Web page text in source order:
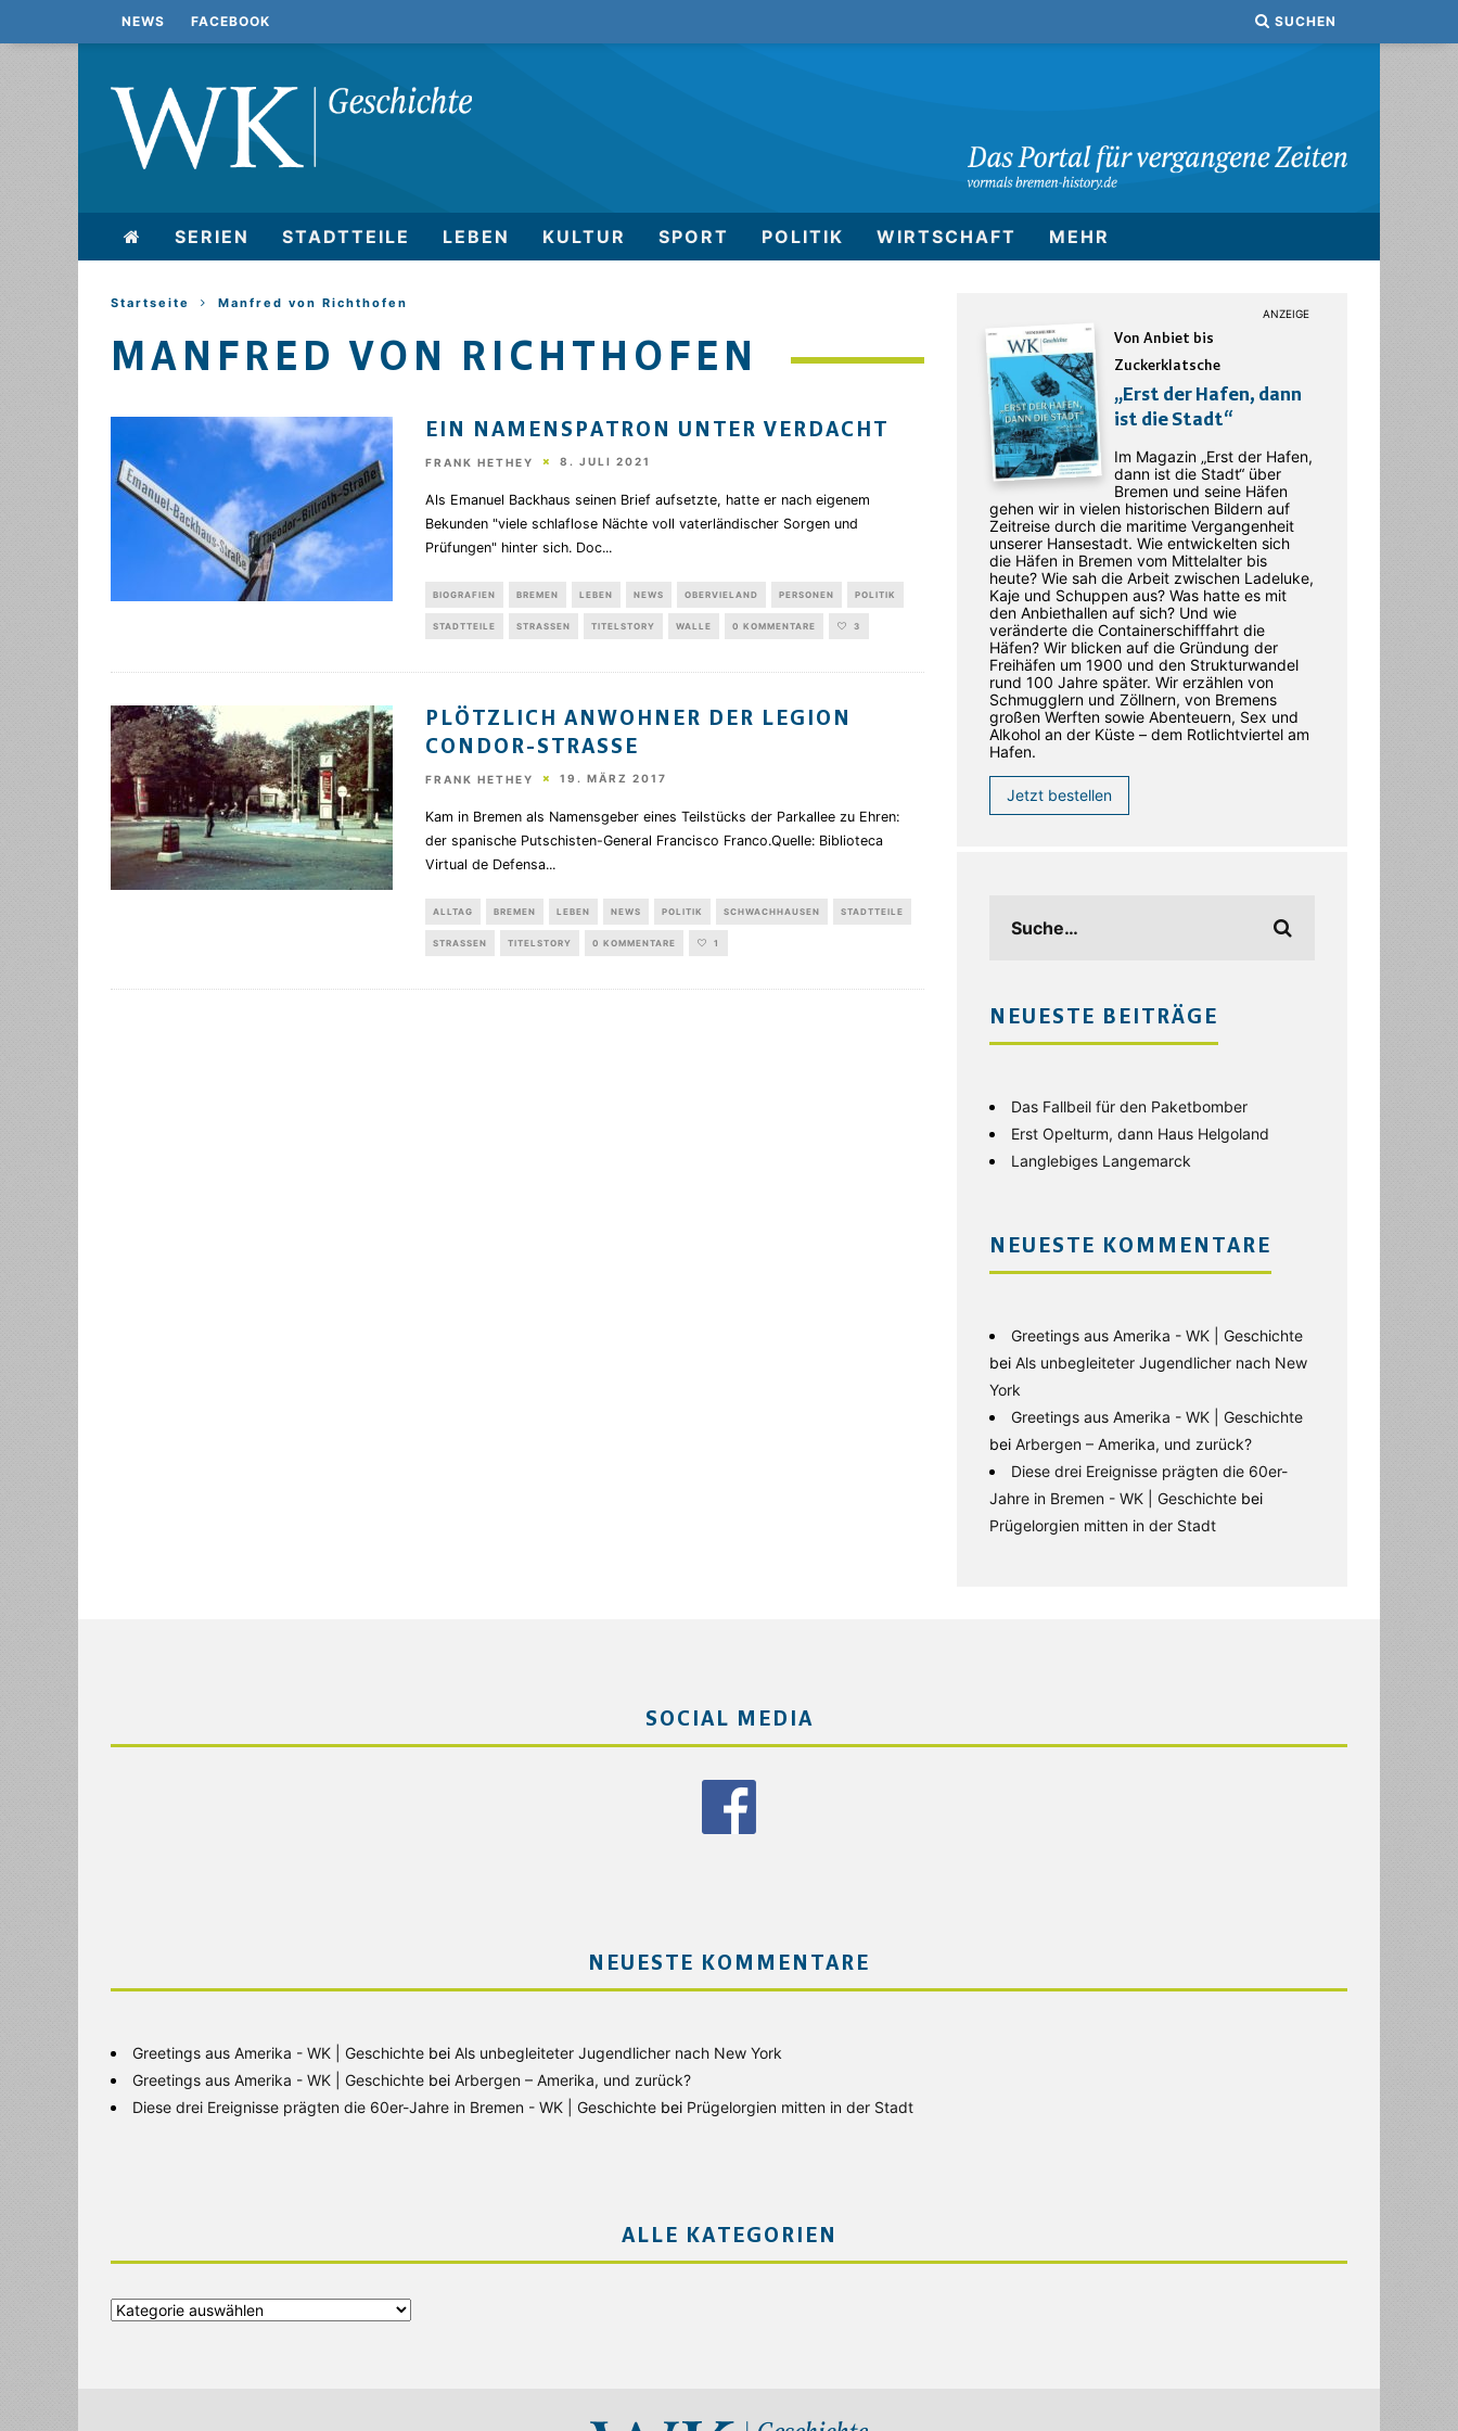
NEWS FACEBOOK SUCHEN
SERIEN STADTTEILE LEBEN KULTUR SPORT POLITIK WIRTSCHAFT MEHR
Startseite Manfred von Richthofen
MANFRED VON RICHTHOFEN
EIN NAMENSPATRON UNTER VERDACHT
FRANK HETHEY 8. JULI 2021
Als Emanuel Backhaus seinen Brief aufsetzte, hatte er nach eigenem
Bekunden "viele schlaflose Nächte voll vaterländischer Sorgen und
Prüfungen" hinter sich. Doc...
BIOGRAFIEN BREMEN LEBEN NEWS OBERVIELAND PERSONEN POLITIK
STADTTEILE STRASSEN TITELSTORY WALLE 0 KOMMENTARE 3
PLÖTZLICH ANWOHNER DER LEGION
CONDOR-STRASSE
FRANK HETHEY 19. MÄRZ 2017
Kam in Bremen als Namensgeber eines Teilstücks der Parkallee zu Ehren:
der spanische Putschisten-General Francisco Franco.Quelle: Biblioteca
Virtual de Defensa...
ALLTAG BREMEN LEBEN NEWS POLITIK SCHWACHHAUSEN STADTTEILE
STRASSEN TITELSTORY 0 KOMMENTARE 1
Von Anbiet bis
Zuckerklatsche
„Erst der Hafen, dann
ist die Stadt“
Im Magazin „Erst der Hafen,
dann ist die Stadt“ über
Bremen und seine Häfen
gehen wir in vielen historischen Bildern auf
Zeitreise durch die maritime Vergangenheit
unserer Hansestadt. Wie entwickelten sich
die Häfen in Bremen vom Mittelalter bis
heute? Wie sah die Arbeit zwischen Ladeluke,
Kaje und Schuppen aus? Was hatte es mit
den Anbiethallen auf sich? Und wie
veränderte die Containerschifffahrt die
Häfen? Wir blicken auf die Gründung der
Freihäfen um 1900 und den Strukturwandel
rund 100 Jahre später. Wir erzählen von
Schmugglern und Zöllnern, von Bremens
großen Werften sowie Abenteuern, Sex und
Alkohol an der Küste – dem Rotlichtviertel am
Hafen.
Jetzt bestellen
NEUESTE BEITRÄGE
Das Fallbeil für den Paketbomber
Erst Opelturm, dann Haus Helgoland
Langlebiges Langemarck
NEUESTE KOMMENTARE
Greetings aus Amerika - WK | Geschichte
bei Als unbegleiteter Jugendlicher nach New
York
Greetings aus Amerika - WK | Geschichte
bei Arbergen – Amerika, und zurück?
Diese drei Ereignisse prägten die 60er-
Jahre in Bremen - WK | Geschichte bei
Prügelorgien mitten in der Stadt
SOCIAL MEDIA
NEUESTE KOMMENTARE
Greetings aus Amerika - WK | Geschichte bei Als unbegleiteter Jugendlicher nach New York
Greetings aus Amerika - WK | Geschichte bei Arbergen – Amerika, und zurück?
Diese drei Ereignisse prägten die 60er-Jahre in Bremen - WK | Geschichte bei Prügelorgien mitten in der Stadt
ALLE KATEGORIEN
Alle